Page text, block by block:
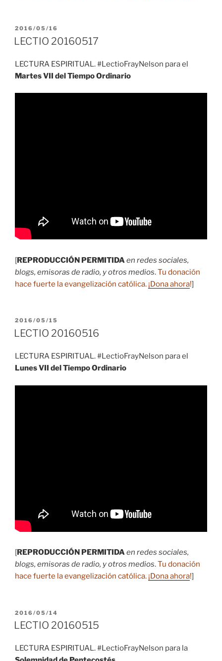
PUBLICADO
EL
2016/05/16
LECTIO 20160517
LECTURA ESPIRITUAL. #LectioFrayNelson para el
Martes VII del Tiempo Ordinario
[REPRODUCCIÓN PERMITIDAen redes sociales,
blogs, emisoras de radio, y otros medios.Tu donación
hace fuerte la evangelización católica. ¡Dona ahora!]
PUBLICADO
EL
2016/05/15
LECTIO 20160516
LECTURA ESPIRITUAL. #LectioFrayNelson para el
Lunes VII del Tiempo Ordinario
[REPRODUCCIÓN PERMITIDAen redes sociales,
blogs, emisoras de radio, y otros medios.Tu donación
hace fuerte la evangelización católica. ¡Dona ahora!]
PUBLICADO
EL
2016/05/14
LECTIO 20160515
LECTURA ESPIRITUAL. #LectioFrayNelson para la